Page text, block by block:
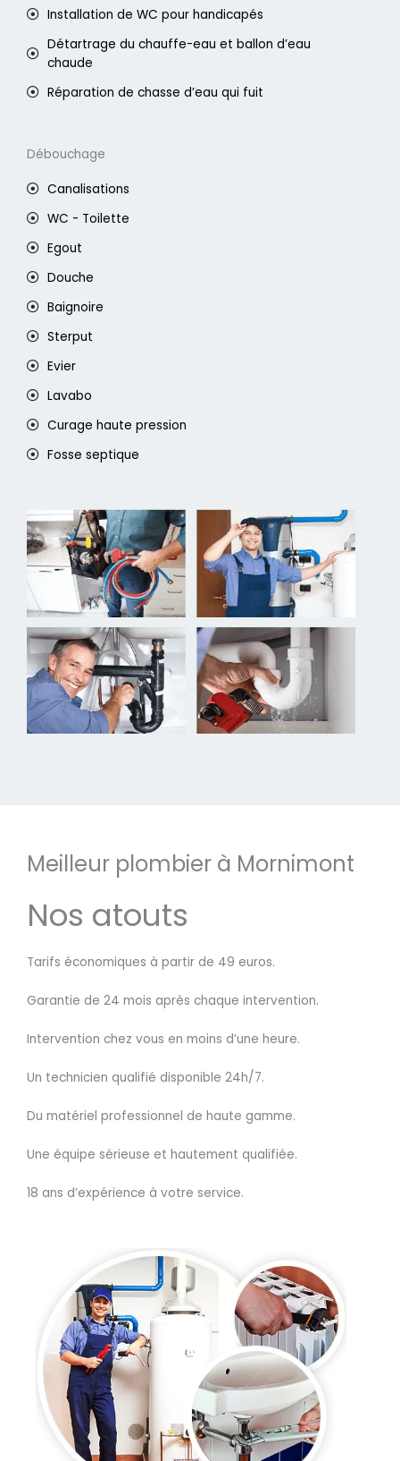
Installation de WC pour handicapés
Détartrage du chauffe-eau et ballon d’eau
chaude
Réparation de chasse d’eau qui fuit
Débouchage
Canalisations
WC - Toilette
Egout
Douche
Baignoire
Sterput
Evier
Lavabo
Curage haute pression
Fosse septique
Meilleur plombier à Mornimont
Nos atouts
Tarifs économiques à partir de 49 euros.
Garantie de 24 mois après chaque intervention.
Intervention chez vous en moins d’une heure.
Un technicien qualifié disponible 24h/7.
Du matériel professionnel de haute gamme.
Une équipe sérieuse et hautement qualifiée.
18 ans d’expérience à votre service.